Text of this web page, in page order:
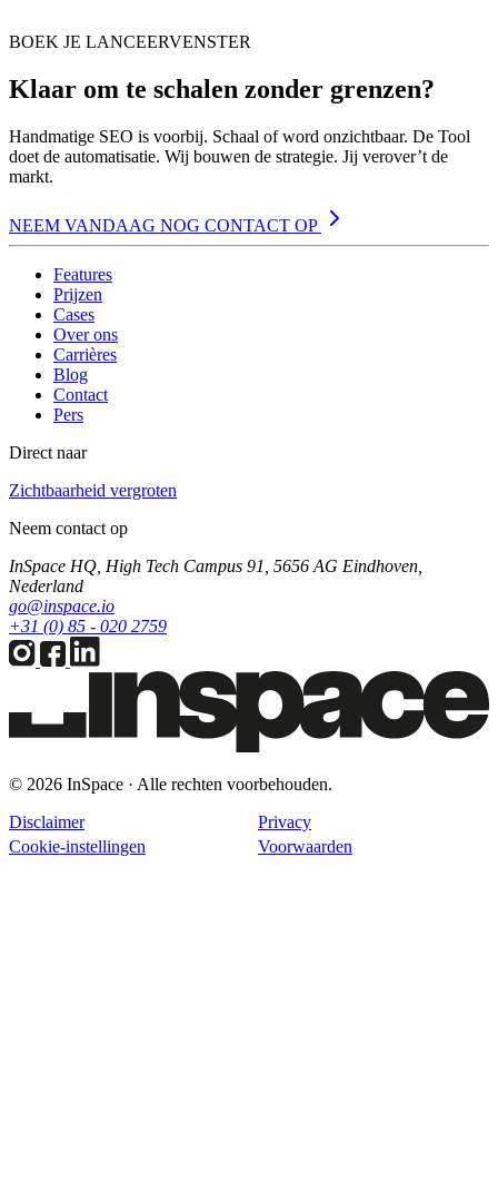
BOEK JE LANCEERVENSTER
Klaar om te schalen zonder grenzen?
Handmatige SEO is voorbij. Schaal of word onzichtbaar. De Tool
doet de automatisatie. Wij bouwen de strategie. Jij verover’t de
markt.
NEEM VANDAAG NOG CONTACT OP
Features
Prijzen
Cases
Over ons
Carrières
Blog
Contact
Pers
Direct naar
Zichtbaarheid vergroten
Neem contact op
InSpace HQ, High Tech Campus 91, 5656 AG Eindhoven,
Nederland
go@inspace.io
+31 (0) 85 - 020 2759
© 2026 InSpace · Alle rechten voorbehouden.
Disclaimer
Privacy
Cookie-instellingen
Voorwaarden